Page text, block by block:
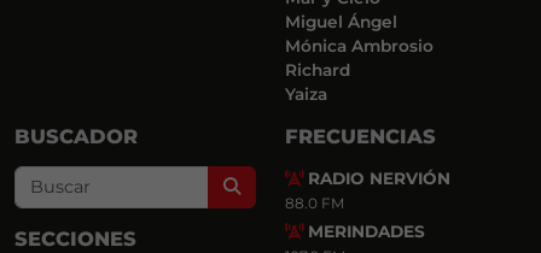
Miguel Ángel
Mónica Ambrosio
Richard
Yaiza
BUSCADOR
Search
SECCIONES
FRECUENCIAS
RADIO NERVIÓN
88.0 FM
MERINDADES